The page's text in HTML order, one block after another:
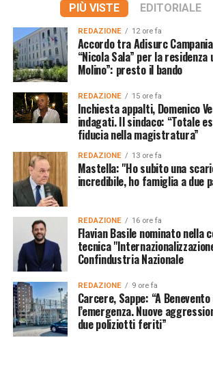
PIÙ VISTE EDITORIALE
REDAZIONE 12 ore fa
Accordo tra Adisurc
“Nicola Sala” per la
Molino”: presto il bando
REDAZIONE 15 ore fa
Inchiesta appalti, Domenico
indagati. Il sindaco: “Totale
fiducia nella magistratura”
REDAZIONE 13 ore fa
Mastella: "Ho subito una
incredibile, ho famiglia a due
REDAZIONE 16 ore fa
Flavian Basile nominato nella
tecnica
Confindustria Nazionale
REDAZIONE 9 ore fa
Carcere, Sappe: “A
l’emergenza. Nuove
due poliziotti feriti”